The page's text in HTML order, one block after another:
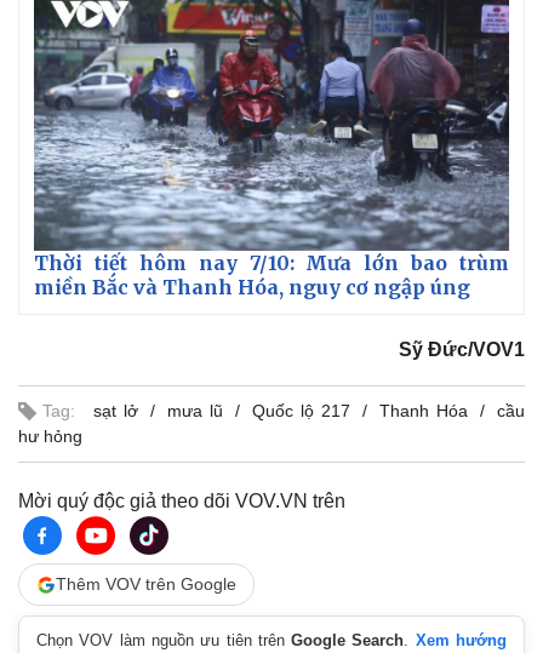
Thời tiết hôm nay 7/10: Mưa lớn bao trùm
miền Bắc và Thanh Hóa, nguy cơ ngập úng
Sỹ Đức/VOV1
Tag: sạt lở mưa lũ Quốc lộ 217 Thanh Hóa
cầu
hư hỏng
Mời quý độc giả theo dõi VOV.VN trên
Thêm VOV trên Google
Chọn VOV làm nguồn ưu tiên trênGoogle Search. Xem hướng